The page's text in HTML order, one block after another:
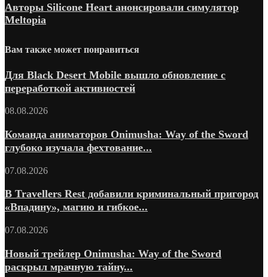
Авторы Silicone Heart анонсировали симулятор
Meltopia
Вам также может понравиться
Для Black Desert Mobile вышло обновление с
переработкой активностей
08.08.2026
Команда аниматоров Onimusha: Way of the Sword
глубоко изучала фехтование...
07.08.2026
В Travellers Rest добавили криминальный пригород
«Впадину», магию и гибкое...
07.08.2026
Новый трейлер Onimusha: Way of the Sword
раскрыл мрачную тайну...